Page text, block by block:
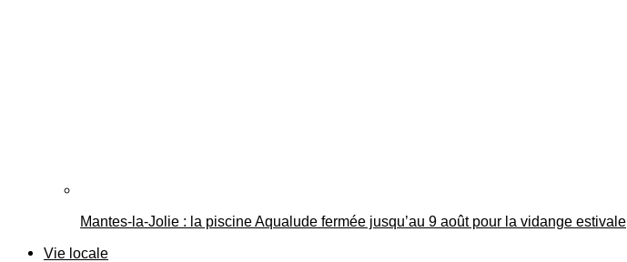
Mantes-la-Jolie : la piscine Aqualude fermée jusqu’au 9 août pour la vidange estivale
Vie locale